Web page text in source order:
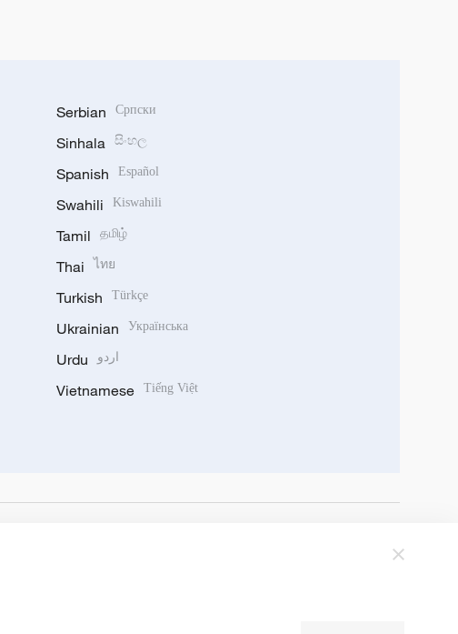
Serbian Српски
Sinhala සිංහල
Spanish Español
Swahili Kiswahili
Tamil தமிழ்
Thai ไทย
Turkish Türkçe
Ukrainian Українська
Urdu اردو
Vietnamese Tiếng Việt